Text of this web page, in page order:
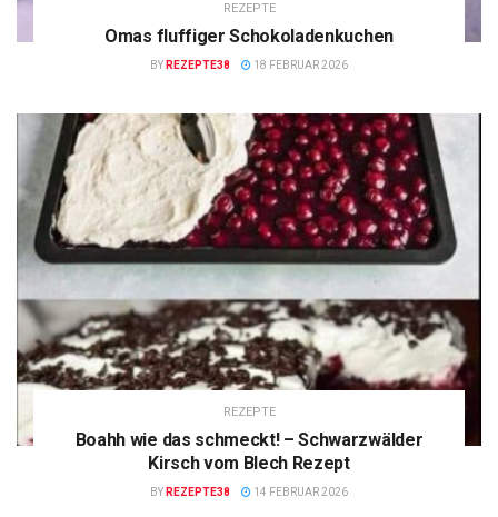
REZEPTE
Omas fluffiger Schokoladenkuchen
BY REZEPTE38 18 FEBRUAR 2026
REZEPTE
Boahh wie das schmeckt! – Schwarzwälder
Kirsch vom Blech Rezept
BY REZEPTE38 14 FEBRUAR 2026